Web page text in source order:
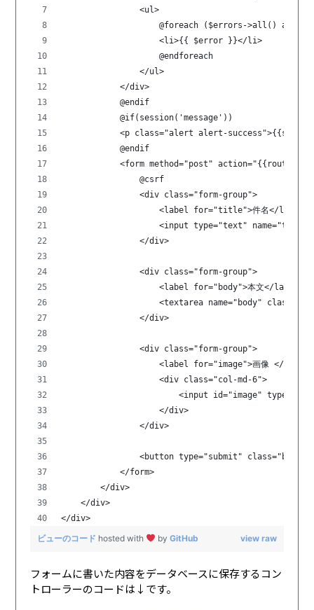
                <ul>
@foreach ($errors->all() as
                    <li>{{ $error }}</li>
                    @endforeach
                </ul>
            </div>
            @endif
            @if(session('message'))
<p class="alert alert-
            @endif
<form method="post"
                @csrf
                <div class="form-group">
                    <label for="title">件名</label>
<input type="text"
                </div>
                <div class="form-group">
                    <label for="body">本文</label>
<textarea name="body"
                </div>
                <div class="form-group">
                    <label for="image">画像 </label>
                    <div class="col-md-6">
<input id="image"
                    </div>
                </div>
<button type="submit" class="btn
            </form>
        </div>
    </div>
</div>
view raw
ビューのコード hosted with byGitHub
フォームに書いた内容をデータベースに保存するコン
トローラーのコードは↓です。